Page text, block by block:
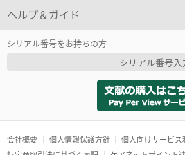
ヘルプ＆ガイド
シリアル番号をお持ちの方
シリアル番号入
会社概要 個人情報保護方針
個人向けサービス